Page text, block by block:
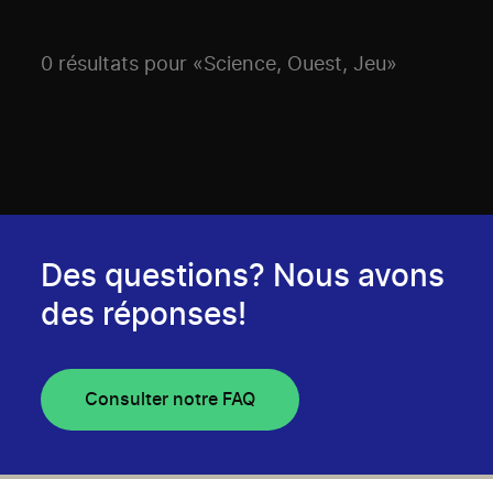
0 résultats pour «Science, Ouest, Jeu»
Des questions? Nous avons
des réponses!
Consulter notre FAQ